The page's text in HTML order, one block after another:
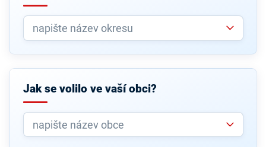
Jak se volilo ve vaší obci?